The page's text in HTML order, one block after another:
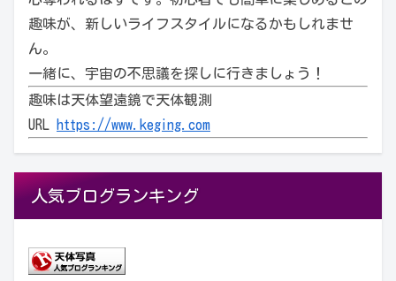
趣味が、新しいライフスタイルになるかもしれませ
ん。
一緒に、宇宙の不思議を探しに行きましょう！
趣味は天体望遠鏡で天体観測
URL https://www.keging.com
人気ブログランキング